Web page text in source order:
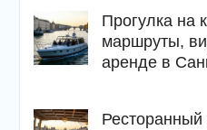
Прогулка на
маршруты,
аренде в